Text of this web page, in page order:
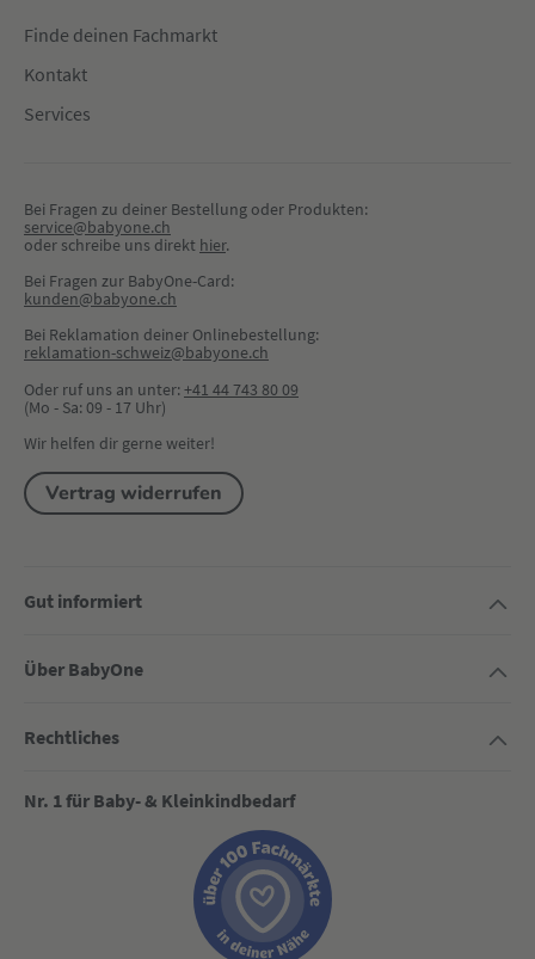
Finde deinen Fachmarkt
Kontakt
Services
Bei Fragen zu deiner Bestellung oder Produkten:
service@babyone.ch
oder schreibe uns direkt hier.
Bei Fragen zur BabyOne-Card:
kunden@babyone.ch
Bei Reklamation deiner Onlinebestellung:
reklamation-schweiz@babyone.ch
Oder ruf uns an unter:+41 44 743 80 09
(Mo - Sa: 09 - 17 Uhr)
Wir helfen dir gerne weiter!
Vertrag widerrufen
Gut informiert
Über BabyOne
Rechtliches
Nr. 1 für Baby- & Kleinkindbedarf